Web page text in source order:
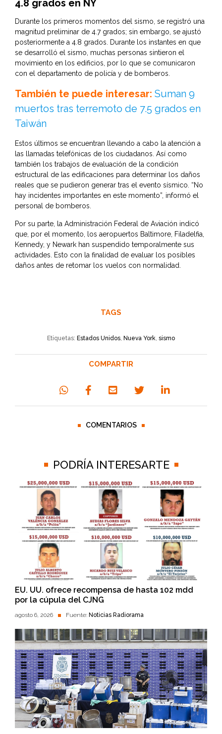
4.8 grados en NY
Durante los primeros momentos del sismo, se registró una
magnitud preliminar de 4.7 grados; sin embargo, se ajustó
posteriormente a 4.8 grados. Durante los instantes en que
se desarrolló el sismo, muchas personas sintieron el
movimiento en los edificios, por lo que se comunicaron
con el departamento de policía y de bomberos.
También te puede interesar: Suman 9
muertos tras terremoto de 7.5 grados en
Taiwán
Estos últimos se encuentran llevando a cabo la atención a
las llamadas telefónicas de los ciudadanos. Así como
también los trabajos de evaluación de la condición
estructural de las edificaciones para determinar los daños
reales que se pudieron generar tras el evento sísmico. “No
hay incidentes importantes en este momento”, informó el
personal de bomberos.
Por su parte, la Administración Federal de Aviación indicó
que, por el momento, los aeropuertos Baltimore, Filadelfia,
Kennedy, y Newark han suspendido temporalmente sus
actividades. Esto con la finalidad de evaluar los posibles
daños antes de retomar los vuelos con normalidad.
TAGS
Etiquetas: Estados Unidos, Nueva York, sismo
COMPARTIR
COMENTARIOS
PODRÍA INTERESARTE
EU. UU. ofrece recompensa de hasta 102 mdd
por la cúpula del CJNG
agosto 6, 2026 Fuente: Noticias Radiorama